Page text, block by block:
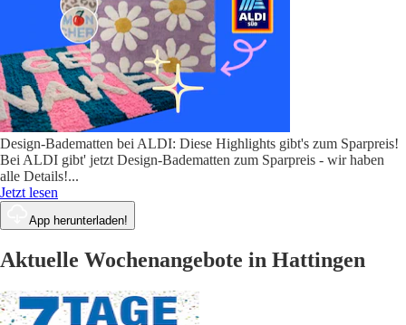
Design-Badematten bei ALDI: Diese Highlights gibt's zum Sparpreis!
Bei ALDI gibt' jetzt Design-Badematten zum Sparpreis - wir haben
alle Details!...
Jetzt lesen
App herunterladen!
Aktuelle Wochenangebote in Hattingen